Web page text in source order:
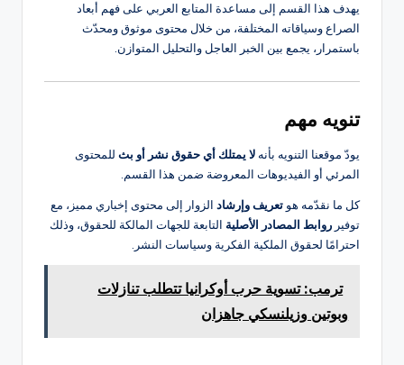
يهدف هذا القسم إلى مساعدة المتابع العربي على فهم أبعاد
الصراع وسياقاته المختلفة، من خلال محتوى موثوق ومحدّث
باستمرار، يجمع بين الخبر العاجل والتحليل المتوازن.
تنويه مهم
يودّ موقعنا التنويه بأنه لا يمتلك أي حقوق نشر أو بث للمحتوى
المرئي أو الفيديوهات المعروضة ضمن هذا القسم.
كل ما نقدّمه هو تعريف وإرشاد الزوار إلى محتوى إخباري مميز، مع
توفير روابط المصادر الأصلية التابعة للجهات المالكة للحقوق، وذلك
احترامًا لحقوق الملكية الفكرية وسياسات النشر.
ترمب: تسوية حرب أوكرانيا تتطلب تنازلات
وبوتين وزيلنسكي جاهزان